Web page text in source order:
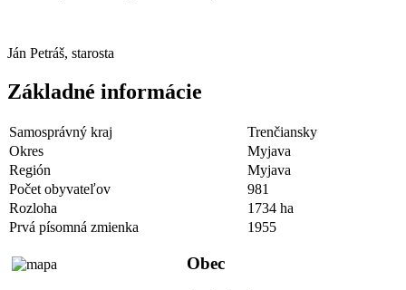
Ján Petráš, starosta
Základné informácie
Samosprávný kraj
Trenčiansky
Okres
Myjava
Región
Myjava
Počet obyvateľov
981
Rozloha
1734 ha
Prvá písomná zmienka
1955
Obec